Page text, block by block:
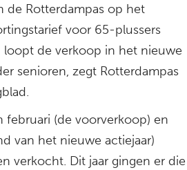
de Rotterdampas op het
voor 65-plussers
loopt de verkoop in het nieuwe
senioren, zegt Rotterdampas
februari (de voorverkoop) en
van het nieuwe actiejaar)
verkocht. Dit jaar gingen er die